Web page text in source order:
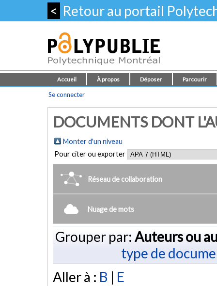
< Retour au portail
Accueil À propos Déposer Parcourir
Se connecter
DOCUMENTS DONT
Monter d'un niveau
Pour citer ou exporter
Réseau de collaboration
Nuage de mots
Grouper par: Auteurs ou
type de
Aller à : B | E